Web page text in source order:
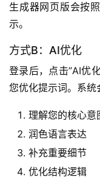
生成器网页版会按
示。
方式B：AI优化
登录后，点击”AI优
您优化提示词。系统
理解您的核心意
润色语言表达
补充重要细节
优化结构逻辑